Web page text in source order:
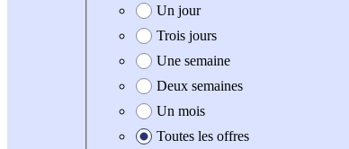
Date de création de l'offre
Un jour
Trois jours
Une semaine
Deux semaines
Un mois
Toutes les offres